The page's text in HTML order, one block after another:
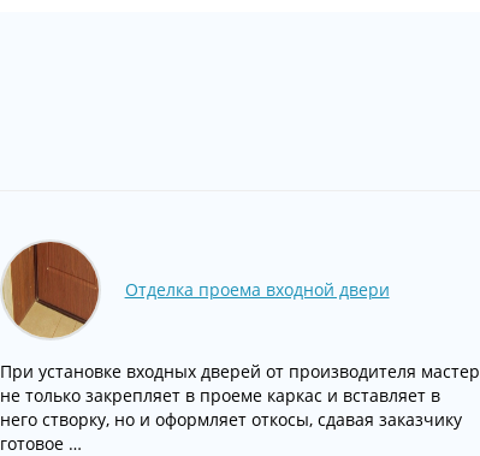
Отделка проема входной двери
При установке входных дверей от производителя мастер
не только закрепляет в проеме каркас и вставляет в
него створку, но и оформляет откосы, сдавая заказчику
готовое …